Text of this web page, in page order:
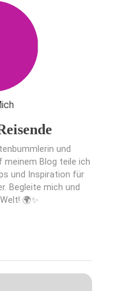
und
meinem Blog teile ich
und Inspiration für
Begleite mich und
🌍✨